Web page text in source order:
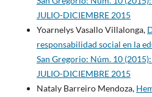
JULIO-DICIEMBRE 2015
Yoarnelys Vasallo Villalonga,
responsabilidad social en la
San Gregorio: Núm. 10
JULIO-DICIEMBRE 2015
Nataly Barreiro Mendoza,